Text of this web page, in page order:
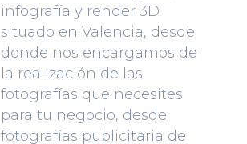
infografía y render 3D
situado en Valencia, desde
donde nos encargamos de
la realización de las
fotografías que necesites
para tu negocio, desde
fotografías publicitaria de